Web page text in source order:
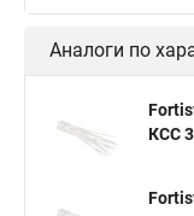
Хомуты стяжки
Стяжки маркеры
Прайс на цены по
Аналоги по
КСС